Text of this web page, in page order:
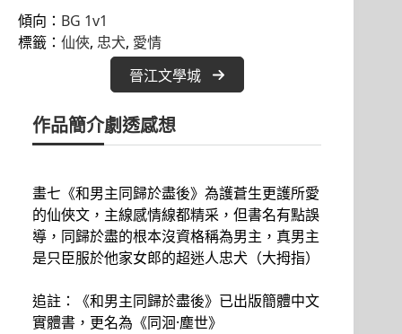
傾向： BG 1v1
標籤： 仙俠, 忠犬, 愛情
晉江文學城
作品簡介劇透感想
畫七《和男主同歸於盡後》為護蒼生更護所愛
的仙俠文，主線感情線都精采，但書名有點誤
導，同歸於盡的根本沒資格稱為男主，真男主
是只臣服於他家女郎的超迷人忠犬（大拇指）
追註：《和男主同歸於盡後》已出版簡體中文
實體書，更名為《同洄·塵世》